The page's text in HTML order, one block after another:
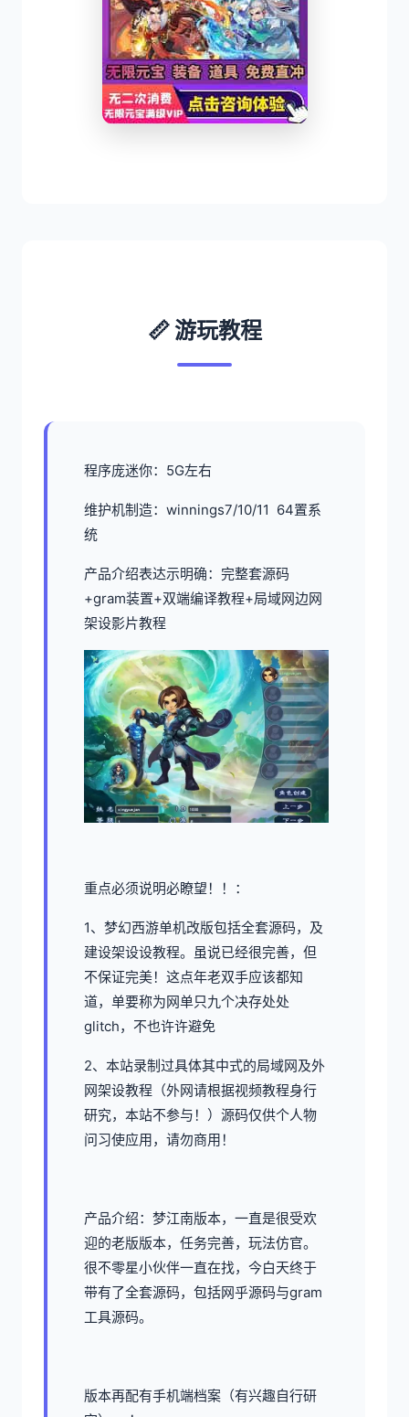
📏 游玩教程
程序庞迷你：5G左右
维护机制造：winnings7/10/11 64置系
统
产品介绍表达示明确：完整套源码
+gram装置+双端编译教程+局域网边网
架设影片教程
重点必须说明必瞭望！！：
1、梦幻西游单机改版包括全套源码，及
建设架设设教程。虽说已经很完善，但
不保证完美！这点年老双手应该都知
道，单要称为网单只九个决存处处
glitch，不也许许避免
2、本站录制过具体其中式的局域网及外
网架设教程（外网请根据视频教程身行
研究，本站不参与！）源码仅供个人物
问习使应用，请勿商用！
产品介绍：梦江南版本，一直是很受欢
迎的老版版本，任务完善，玩法仿官。
很不零星小伙伴一直在找，今白天终于
带有了全套源码，包括网乎源码与gram
工具源码。
版本再配有手机端档案（有兴趣自行研